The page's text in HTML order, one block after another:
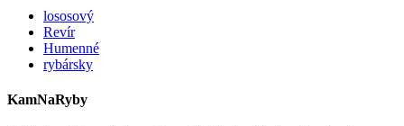
lososový
Revír
Humenné
rybársky
KamNaRyby